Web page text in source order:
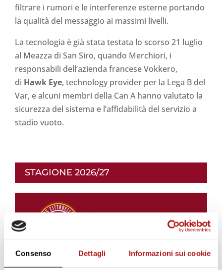
Consenso Dettagli Informazioni sui cookie
filtrare i rumori e le interferenze esterne portando
la qualità del messaggio ai massimi livelli.
La tecnologia è già stata testata lo scorso 21 luglio
al Meazza di San Siro, quando Merchiori, i
responsabili dell’azienda francese Vokkero,
di Hawk Eye, technology provider per la Lega B del
Var, e alcuni membri della Can A hanno valutato la
sicurezza del sistema e l’affidabilità del servizio a
stadio vuoto.
STAGIONE 2026/27